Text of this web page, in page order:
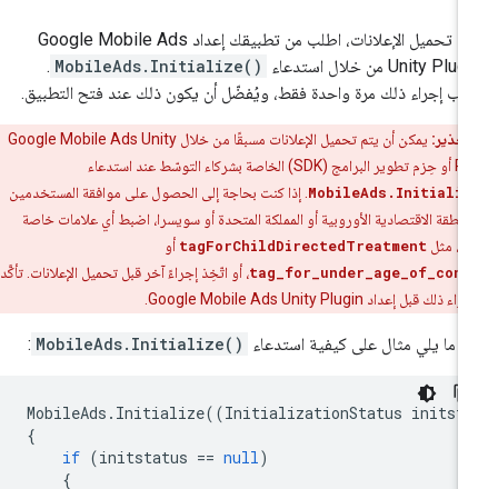
تحميل الإعلانات، اطلب من تطبيقك إعدادGoogle Mobile Ads
Unityمن خلال استدعاء MobileAds.Initialize()
.
إجراء ذلك مرة واحدة فقط، ويُفضّل أن يكون ذلك عند فتح التطبيق.
يمكن أن يتم تحميل الإعلانات مسبقًا من خلالGoogle Mobile Ads Unity
أو حِزم تطوير البرامج (SDK) الخاصة بشركاء التوسّط عند استدعاء
. إذا كنت بحاجة إلى الحصول على موافقة المستخدمين
الاقتصادية الأوروبية أو المملكة المتحدة أو سويسرا، اضبط أي علامات خاصة
مثل tagForChildDirectedTreatmentأو
، أو اتّخِذ إجراءً آخر قبل تحميل الإعلانات. تأكَّد
ذلك قبل إعدادGoogle Mobile Ads Unity Plugin
.
ما يلي مثال على كيفية استدعاء MobileAds.Initialize()
:
MobileAds.Initialize((InitializationStatus
if (initstatus == null